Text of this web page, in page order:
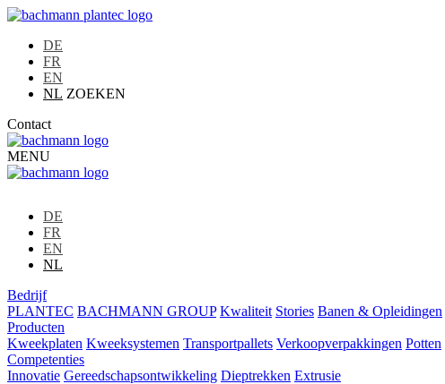
DE
FR
EN
NL ZOEKEN
Contact
MENU
DE
FR
EN
NL
Bedrijf
PLANTEC BACHMANN GROUP Kwaliteit Stories Banen & Opleidingen
Producten
Kweekplaten Kweeksystemen Transportpallets Verkoopverpakkingen Potten
Competenties
Innovatie Gereedschapsontwikkeling Dieptrekken Extrusie